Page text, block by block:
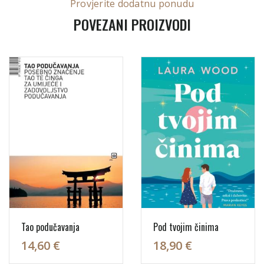
Provjerite dodatnu ponudu
POVEZANI PROIZVODI
Tao podučavanja
14,60 €
Pod tvojim činima
18,90 €